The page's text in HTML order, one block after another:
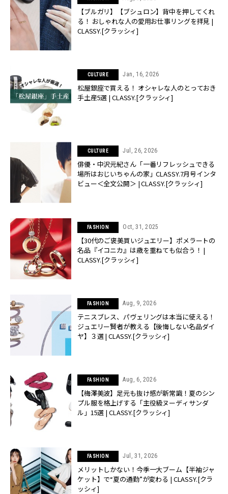
【ブルガリ】【ブシュロン】背中を押してくれ
る！ おしゃれな人の愛用お仕事リングを拝見 |
CLASSY.[クラッシィ]
CULTURE Jan, 16, 2026
松屋銀座で買える！ オシャレな人のとっておき
手土産5選 | CLASSY.[クラッシィ]
CULTURE Jul, 26, 2026
俳優・中沢元紀さん「一番リフレッシュできる
場所はおじいちゃんの家」CLASSY.7月号インタ
ビュー＜全文公開＞ | CLASSY.[クラッシィ]
FASHION Oct, 31, 2025
【30代のご褒美買いジュエリー】ポメラートの
名品『イコニカ』は歳を重ねても似合う！ |
CLASSY.[クラッシィ]
FASHION Aug, 9, 2026
テニスブレス、パヴェリングは本当に使える！
ジュエリー賢者が教える【後悔しない名品ダイ
ヤ】３選 | CLASSY.[クラッシィ]
FASHION Aug, 6, 2026
【梅澤美波】足元も抜け感が新常識！夏のシン
プル服を格上げする「主役級ヌーディサンダ
ル」15選 | CLASSY.[クラッシィ]
FASHION Jul, 31, 2026
メリットしかない！今季一大ブーム【半袖ジャ
ケット】で“夏の通勤”が変わる | CLASSY.[クラ
ッシィ]